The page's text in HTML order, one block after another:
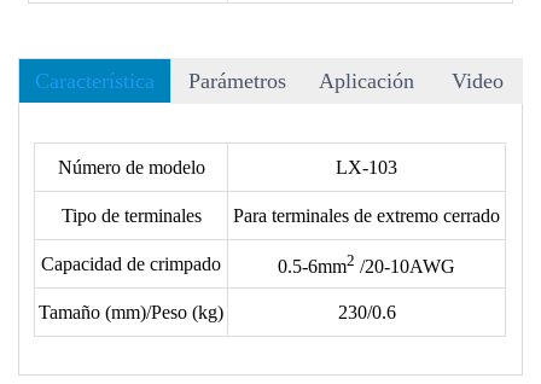
Característica Parámetros Aplicación Video
Número de modelo LX-103
Tipo de terminales Para terminales de extremo cerrado
Capacidad de crimpado 0.5-6mm2 /20-10AWG
Tamaño (mm)/Peso (kg) 230/0.6
OEM.
• El siguiente formato no incluye los terminales, consulte el
tipo de terminal en nuestro dibujo de matrices.
• Reduce un 50% la energía al crimpar.
• Juegos de matrices de crimpado precisos y bloqueo integral
con mecanismo de auto liberación garantizan un efecto de